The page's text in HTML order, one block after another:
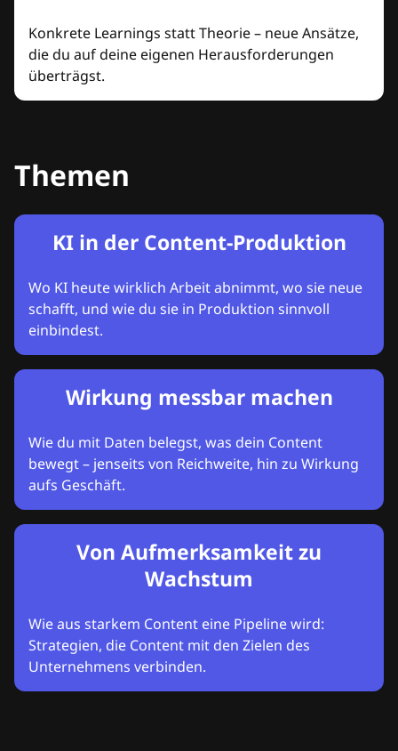
Konkrete Learnings statt Theorie – neue Ansätze,
die du auf deine eigenen Herausforderungen
überträgst.
Themen
KI in der Content-Produktion
Wo KI heute wirklich Arbeit abnimmt, wo sie neue
schafft, und wie du sie in Produktion sinnvoll
einbindest.
Wirkung messbar machen
Wie du mit Daten belegst, was dein Content
bewegt – jenseits von Reichweite, hin zu Wirkung
aufs Geschäft.
Von Aufmerksamkeit zu
Wachstum
Wie aus starkem Content eine Pipeline wird:
Strategien, die Content mit den Zielen des
Unternehmens verbinden.